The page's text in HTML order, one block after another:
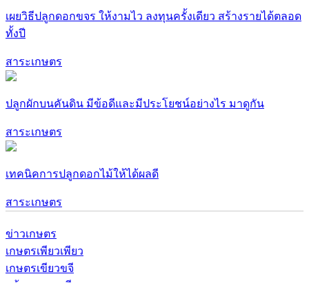
เผยวิธีปลูกดอกขจร ให้งามไว ลงทุนครั้งเดียว สร้างรายได้ตลอด
ทั้งปี
สาระเกษตร
ปลูกผักบนคันดิน มีข้อดีและมีประโยชน์อย่างไร มาดูกัน
สาระเกษตร
เทคนิคการปลูกดอกไม้ให้ได้ผลดี
สาระเกษตร
ข่าวเกษตร
เกษตรเพียวเพียว
เกษตรเขียวขจี